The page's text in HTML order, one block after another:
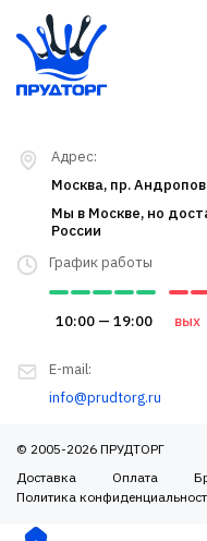
График работы
10:00 — 19:00 вых
E-mail:
info@prudtorg.ru
Адрес:
Москва, пр.
Мы в Москве, но
России
© 2005-2026 ПРУДТОРГ
Доставка
Оплата
Политика